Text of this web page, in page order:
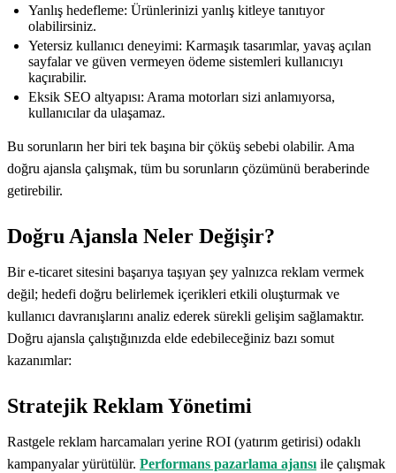
Yanlış hedefleme: Ürünlerinizi yanlış kitleye tanıtıyor
olabilirsiniz.
Yetersiz kullanıcı deneyimi: Karmaşık tasarımlar, yavaş açılan
sayfalar ve güven vermeyen ödeme sistemleri kullanıcıyı
kaçırabilir.
Eksik SEO altyapısı: Arama motorları sizi anlamıyorsa,
kullanıcılar da ulaşamaz.
Bu sorunların her biri tek başına bir çöküş sebebi olabilir. Ama
doğru ajansla çalışmak, tüm bu sorunların çözümünü beraberinde
getirebilir.
Doğru Ajansla Neler Değişir?
Bir e-ticaret sitesini başarıya taşıyan şey yalnızca reklam vermek
değil; hedefi doğru belirlemek içerikleri etkili oluşturmak ve
kullanıcı davranışlarını analiz ederek sürekli gelişim sağlamaktır.
Doğru ajansla çalıştığınızda elde edebileceğiniz bazı somut
kazanımlar:
Stratejik Reklam Yönetimi
Rastgele reklam harcamaları yerine ROI (yatırım getirisi) odaklı
kampanyalar yürütülür. Performans pazarlama ajansıile çalışmak